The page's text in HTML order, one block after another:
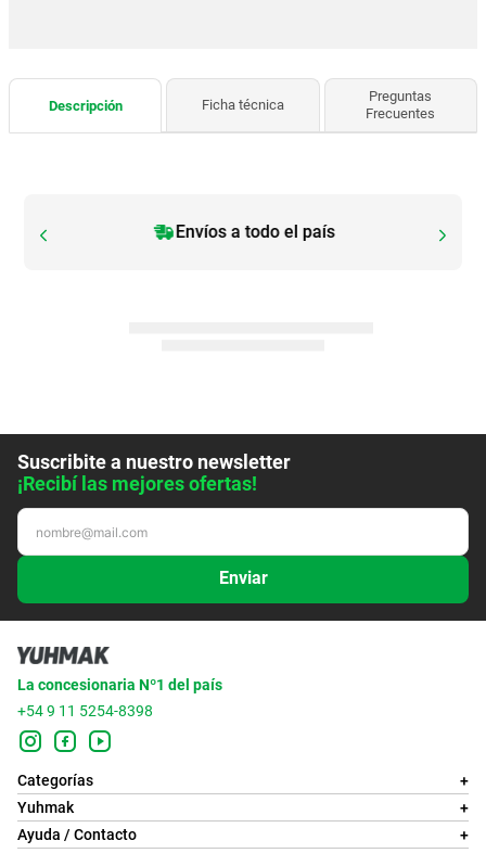
Descripción Ficha técnica
Preguntas
Frecuentes
Envíos a todo el país
Suscribite a nuestro newsletter
¡Recibí las mejores ofertas!
Enviar
La concesionaria Nº1 del país
+54 9 11 5254-8398
Categorías
+
Yuhmak
+
Ayuda / Contacto
+